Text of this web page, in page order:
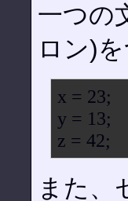
一つの
ロン)を
x = 23;
y = 13;
z = 42;
また、